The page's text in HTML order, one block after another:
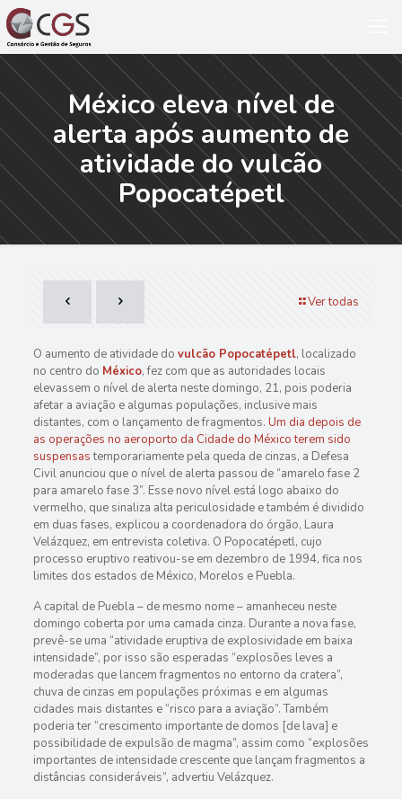
México eleva nível de
alerta após aumento de
atividade do vulcão
Popocatépetl
Ver todas
O aumento de atividade do vulcão Popocatépetl, localizado
no centro do México, fez com que as autoridades locais
elevassem o nível de alerta neste domingo, 21, pois poderia
afetar a aviação e algumas populações, inclusive mais
distantes, com o lançamento de fragmentos. Um dia depois de
as operações no aeroporto da Cidade do Méxicoterem sido
suspensastemporariamente pela queda de cinzas, a Defesa
Civil anunciou que o nível de alerta passou de “amarelo fase 2
para amarelo fase 3”. Esse novo nível está logo abaixo do
vermelho, que sinaliza alta periculosidade e também é dividido
em duas fases, explicou a coordenadora do órgão, Laura
Velázquez, em entrevista coletiva. O Popocatépetl, cujo
processo eruptivo reativou-se em dezembro de 1994, fica nos
limites dos estados de México, Morelos e Puebla.
A capital de Puebla – de mesmo nome – amanheceu neste
domingo coberta por uma camada cinza. Durante a nova fase,
prevê-se uma “atividade eruptiva de explosividade em baixa
intensidade”, por isso são esperadas “explosões leves a
moderadas que lancem fragmentos no entorno da cratera”,
chuva de cinzas em populações próximas e em algumas
cidades mais distantes e “risco para a aviação”. Também
poderia ter “crescimento importante de domos [de lava] e
possibilidade de expulsão de magma”, assim como “explosões
importantes de intensidade crescente que lançam fragmentos a
distâncias consideráveis”, advertiu Velázquez.